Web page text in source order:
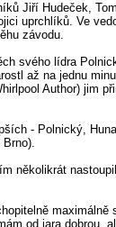
Jiří Hudeček,
uprchlíků. Ve
závodu.
svého lídra
až na jednu
Author) jim
- Polnický,
několikrát
od jara